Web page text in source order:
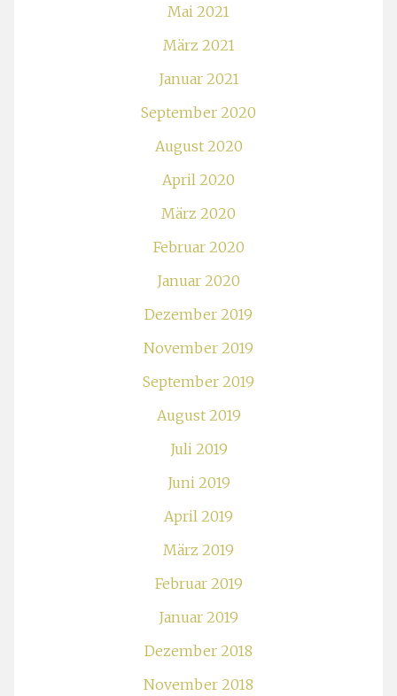
Mai 2021
März 2021
Januar 2021
September 2020
August 2020
April 2020
März 2020
Februar 2020
Januar 2020
Dezember 2019
November 2019
September 2019
August 2019
Juli 2019
Juni 2019
April 2019
März 2019
Februar 2019
Januar 2019
Dezember 2018
November 2018